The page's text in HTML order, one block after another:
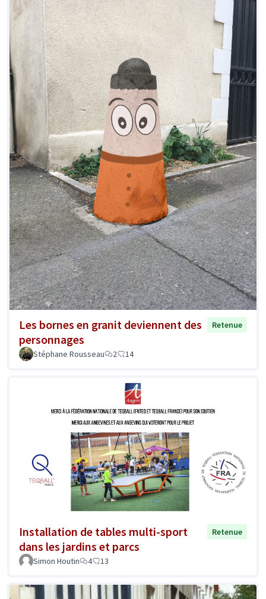
Les bornes en granit deviennent des
personnages
Retenue
Stéphane Rousseau 2 14
Installation de tables multi-sport
dans les jardins et parcs
Retenue
Simon Houtin 4 13